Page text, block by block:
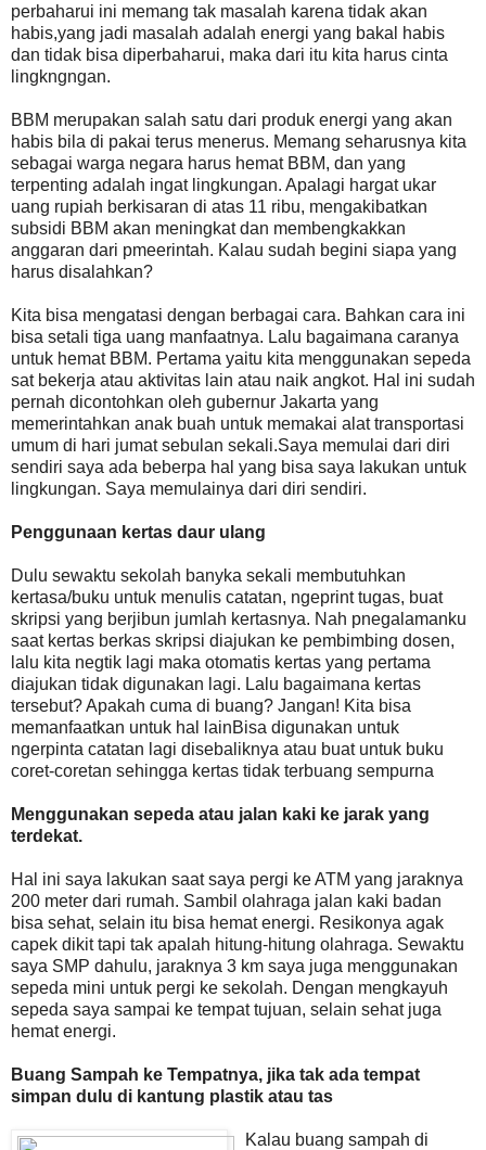
perbaharui ini memang tak masalah karena tidak akan
habis,yang jadi masalah adalah energi yang bakal habis
dan tidak bisa diperbaharui, maka dari itu kita harus cinta
lingkngngan.
BBM merupakan salah satu dari produk energi yang akan
habis bila di pakai terus menerus. Memang seharusnya kita
sebagai warga negara harus hemat BBM, dan yang
terpenting adalah ingat lingkungan. Apalagi hargat ukar
uang rupiah berkisaran di atas 11 ribu, mengakibatkan
subsidi BBM akan meningkat dan membengkakkan
anggaran dari pmeerintah. Kalau sudah begini siapa yang
harus disalahkan?
Kita bisa mengatasi dengan berbagai cara. Bahkan cara ini
bisa setali tiga uang manfaatnya. Lalu bagaimana caranya
untuk hemat BBM. Pertama yaitu kita menggunakan sepeda
sat bekerja atau aktivitas lain atau naik angkot. Hal ini sudah
pernah dicontohkan oleh gubernur Jakarta yang
memerintahkan anak buah untuk memakai alat transportasi
umum di hari jumat sebulan sekali.Saya memulai dari diri
sendiri saya ada beberpa hal yang bisa saya lakukan untuk
lingkungan. Saya memulainya dari diri sendiri.
Penggunaan kertas daur ulang
Dulu sewaktu sekolah banyka sekali membutuhkan
kertasa/buku untuk menulis catatan, ngeprint tugas, buat
skripsi yang berjibun jumlah kertasnya. Nah pnegalamanku
saat kertas berkas skripsi diajukan ke pembimbing dosen,
lalu kita negtik lagi maka otomatis kertas yang pertama
diajukan tidak digunakan lagi. Lalu bagaimana kertas
tersebut? Apakah cuma di buang? Jangan! Kita bisa
memanfaatkan untuk hal lainBisa digunakan untuk
ngerpinta catatan lagi disebaliknya atau buat untuk buku
coret-coretan sehingga kertas tidak terbuang sempurna
Menggunakan sepeda atau jalan kaki ke jarak yang
terdekat.
Hal ini saya lakukan saat saya pergi ke ATM yang jaraknya
200 meter dari rumah. Sambil olahraga jalan kaki badan
bisa sehat, selain itu bisa hemat energi. Resikonya agak
capek dikit tapi tak apalah hitung-hitung olahraga. Sewaktu
saya SMP dahulu, jaraknya 3 km saya juga menggunakan
sepeda mini untuk pergi ke sekolah. Dengan mengkayuh
sepeda saya sampai ke tempat tujuan, selain sehat juga
hemat energi.
Buang Sampah ke Tempatnya, jika tak ada tempat
simpan dulu di kantung plastik atau tas
Kalau buang sampah di